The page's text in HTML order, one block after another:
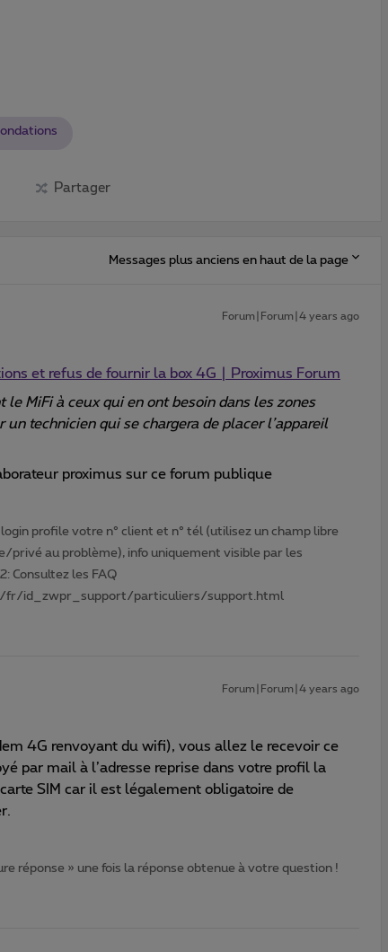
Partager
Messages plus anciens en haut de la page
Forum|Forum|4 years ago
et refus de fournir la box 4G | Proximus Forum
MiFi à ceux qui en ont besoin dans les zones
technicien qui se chargera de placer l’appareil
proximus sur ce forum publique
profile votre n° client et n° tél (utilisez un champ libre
privé au problème), info uniquement visible par les
Consultez les FAQ
fr/id_zwpr_support/particuliers/support.html
Forum|Forum|4 years ago
4G renvoyant du wifi), vous allez le recevoir ce
par mail à l’adresse reprise dans votre profil la
SIM car il est légalement obligatoire de
réponse » une fois la réponse obtenue à votre question !